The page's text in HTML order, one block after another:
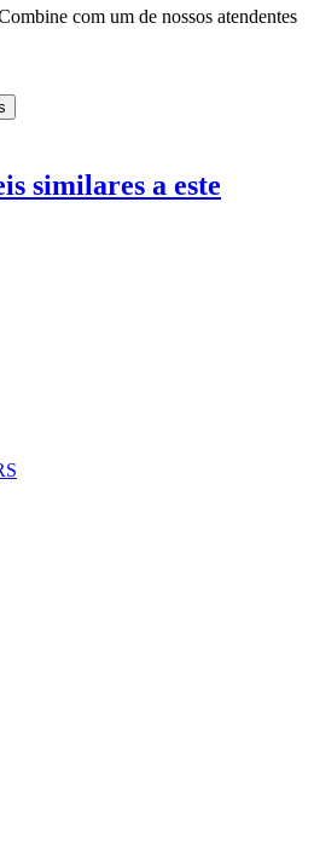
com um de nossos atendentes
similares a este